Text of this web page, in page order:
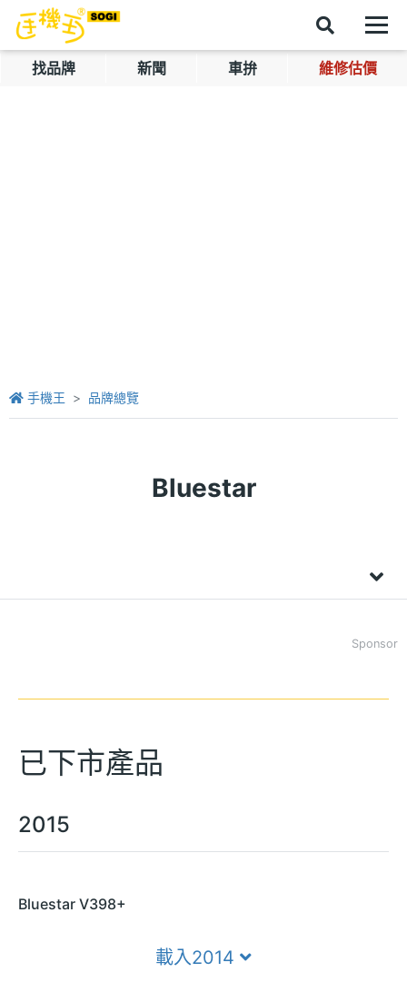
找品牌 新聞 車拚 維修估價
手機王 品牌總覽
Bluestar
Sponsor
已下市產品
2015
Bluestar V398+
載入2014